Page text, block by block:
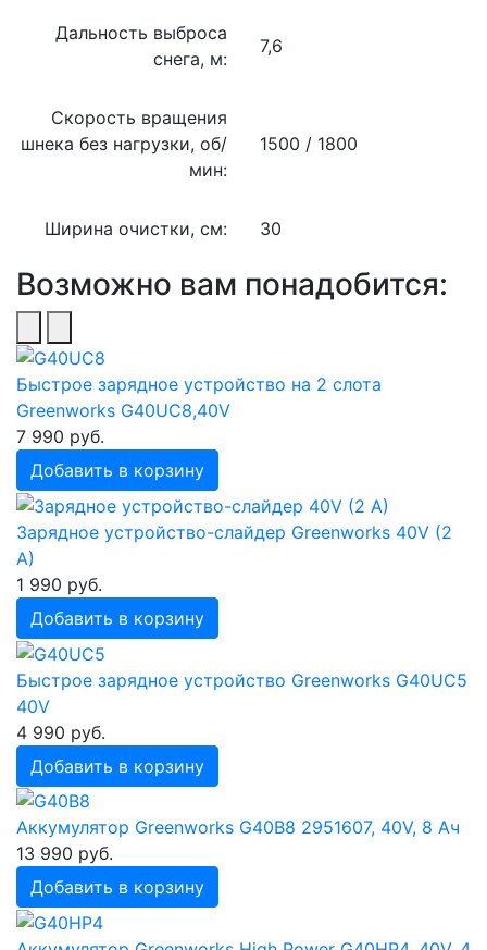
Дальность выброса
снега, м:
7,6
Скорость вращения
шнека без нагрузки, об/
мин:
1500 / 1800
Ширина очистки, см: 30
Возможно вам понадобится:
Быстрое зарядное устройство на 2 слота
Greenworks G40UC8,40V
7 990 руб.
Добавить в корзину
Зарядное устройство-слайдер Greenworks 40V (2
A)
1 990 руб.
Добавить в корзину
Быстрое зарядное устройство Greenworks G40UC5
40V
4 990 руб.
Добавить в корзину
Аккумулятор Greenworks G40B8 2951607, 40V, 8 Ач
13 990 руб.
Добавить в корзину